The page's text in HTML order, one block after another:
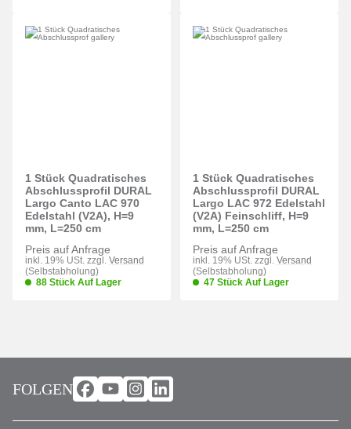
1 Stück Quadratisches
Abschlussprofil DURAL
Largo Canto LAC 970
Edelstahl (V2A), H=9
mm, L=250 cm
Preis auf Anfrage
inkl. 19% USt. zzgl. Versand
(Selbstabholung)
88 Stück Auf Lager
1 Stück Quadratisches
Abschlussprofil DURAL
Largo LAC 972 Edelstahl
(V2A) Feinschliff, H=9
mm, L=250 cm
Preis auf Anfrage
inkl. 19% USt. zzgl. Versand
(Selbstabholung)
47 Stück Auf Lager
FOLGEN